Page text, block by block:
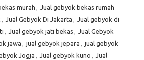
murah , Jual gebyok bekas rumah
, Jual Gebyok Di Jakarta , Jual gebyok di
, Jual gebyok jati bekas , Jual Gebyok
jawa , jual gebyok jepara , jual gebyok
Jogja , Jual gebyok kuno , Jual